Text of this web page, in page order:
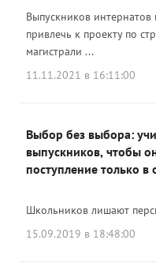
Выпускников
привлечь к проекту по
магистрали ...
11.11.2021 в 16:11:00
Выбор без выбора:
выпускников, чтобы
поступление только в
Школьников лишают
15.09.2019 в 18:48:00